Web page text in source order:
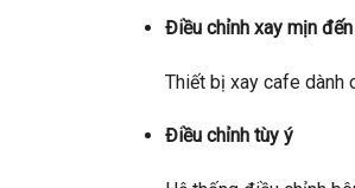
Điều chỉnh xay mịn
Thiết bị xay cafe dành
Điều chỉnh tùy ý